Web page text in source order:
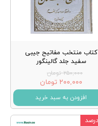
کتاب منتخب مفاتیح جیبی
سفید جلد گالینگور
۲۵۰,۰۰۰ تومان
۲۰۰,۰۰۰ تومان
افزودن به سبد خرید